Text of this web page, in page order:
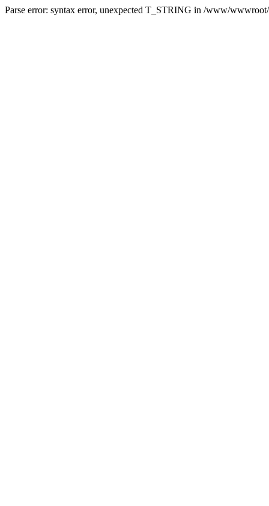
Parse error: syntax error, unexpected T_STRING in /www/